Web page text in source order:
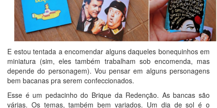
E estou tentada a encomendar alguns daqueles bonequinhos em
miniatura (sim, eles também trabalham sob encomenda, mas
depende do personagem). Vou pensar em alguns personagens
bem bacanas pra serem confeccionados.
Esse é um pedacinho do Brique da Redenção. As bancas são
várias. Os temas, também bem variados. Um dia de sol é o